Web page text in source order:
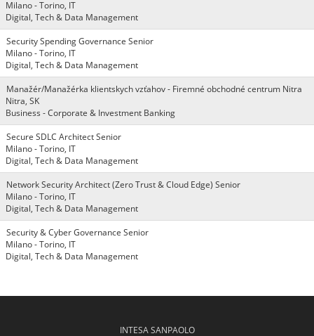
Milano - Torino, IT
Digital, Tech & Data Management
Security Spending Governance Senior
Milano - Torino, IT
Digital, Tech & Data Management
Manažér/Manažérka klientskych vzťahov - Firemné obchodné centrum Nitra
Nitra, SK
Business - Corporate & Investment Banking
Secure SDLC Architect Senior
Milano - Torino, IT
Digital, Tech & Data Management
Network Security Architect (Zero Trust & Cloud Edge) Senior
Milano - Torino, IT
Digital, Tech & Data Management
Security & Cyber Governance Senior
Milano - Torino, IT
Digital, Tech & Data Management
INTESA SANPAOLO